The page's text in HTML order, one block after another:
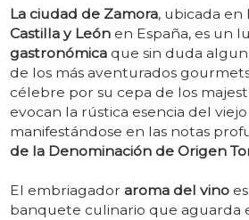
La ciudad de Zamora, ubicada en
Castilla y Leónen España, es un
gastronómicaque sin duda
de los más aventurados
célebre por su cepa de los
evocan la rústica esencia del
manifestándose en las notas
de la Denominación de Origen
El embriagador aroma del vino
banquete culinario que aguarda